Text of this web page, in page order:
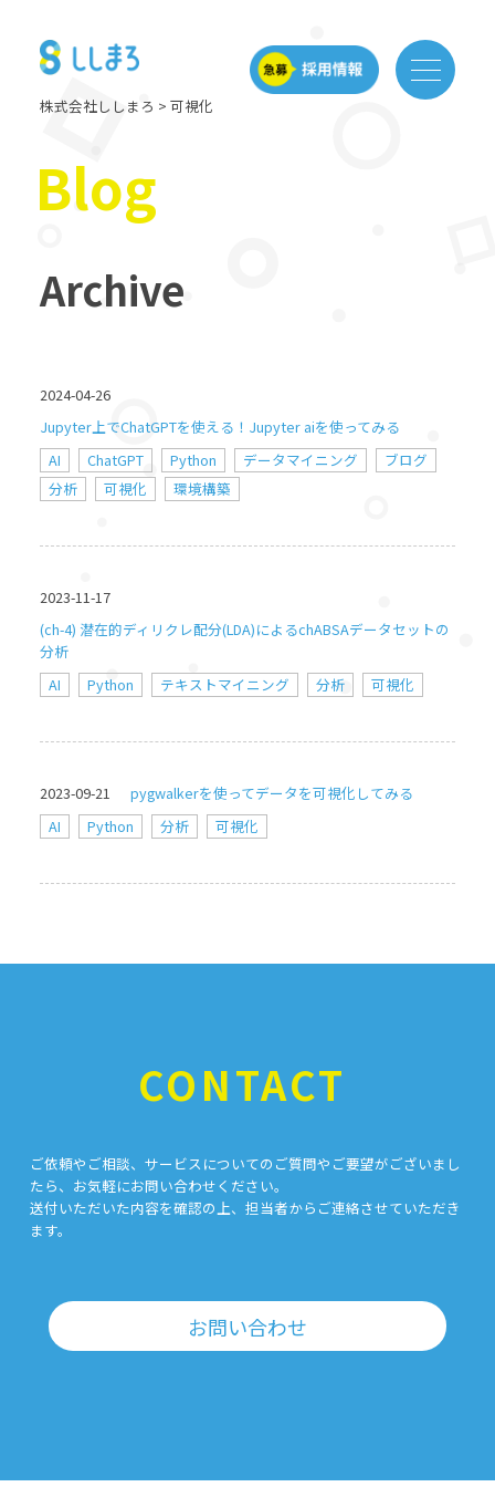
株式会社ししまろ > 可視化
Blog
Archive
2024-04-26
Jupyter上でChatGPTを使える！Jupyter aiを使ってみる
AI
ChatGPT Python データマイニング
ブログ
分析
可視化 環境構築
2023-11-17
(ch-4) 潜在的ディリクレ配分(LDA)によるchABSAデータセットの
分析
AI
Python テキストマイニング 分析 可視化
2023-09-21
pygwalkerを使ってデータを可視化してみる
AI
Python 分析 可視化
CONTACT
ご依頼やご相談、サービスについてのご質問やご要望がございまし
たら、お気軽にお問い合わせください。
送付いただいた内容を確認の上、担当者からご連絡させていただき
ます。
お問い合わせ